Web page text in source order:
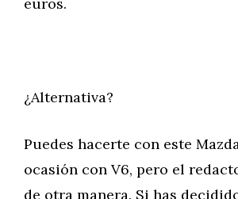
¿Alternativa?
Puedes hacerte con este
ocasión con V6, pero el
de otra manera. Si has